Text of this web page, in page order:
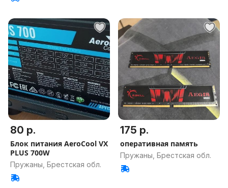
80 р.
Блок питания AeroCool VX
PLUS 700W
Пружаны, Брестская обл.
175 р.
оперативная память
Пружаны, Брестская обл.